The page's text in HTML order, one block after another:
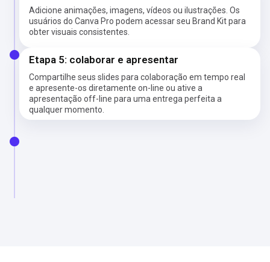
Adicione animações, imagens, vídeos ou ilustrações. Os
usuários do Canva Pro podem acessar seu Brand Kit para
obter visuais consistentes.
Etapa 5: colaborar e apresentar
Compartilhe seus slides para colaboração em tempo real
e apresente-os diretamente on-line ou ative a
apresentação off-line para uma entrega perfeita a
qualquer momento.